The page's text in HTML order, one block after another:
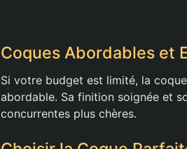
Coques Abordables et
Si votre budget est limité, la
abordable. Sa finition soignée et
concurrentes plus chères.